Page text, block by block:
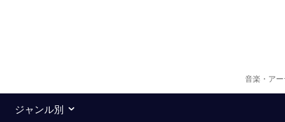
音楽・ア
ジャンル別